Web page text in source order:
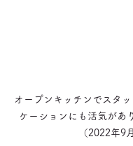
オープンキッチンでスタ
ケーションにも活気があ
（2022年9